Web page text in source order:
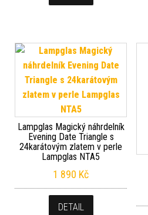
Lampglas Magický náhrdelník
Evening Date Triangle s
24karátovým zlatem v perle
Lampglas NTA5
1 890 Kč
DETAIL